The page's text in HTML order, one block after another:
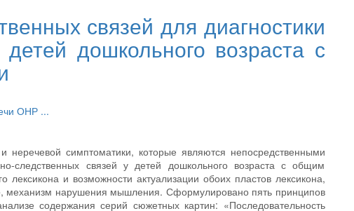
связей для диагностики
дошкольного возраста с
ОНР ...
неречевой симптоматики, которые являются непосредственными
следственных связей у детей дошкольного возраста с общим
лексикона и возможности актуализации обоих пластов лексикона,
механизм нарушения мышления. Сформулировано пять принципов
содержания серий сюжетных картин: «Последовательность